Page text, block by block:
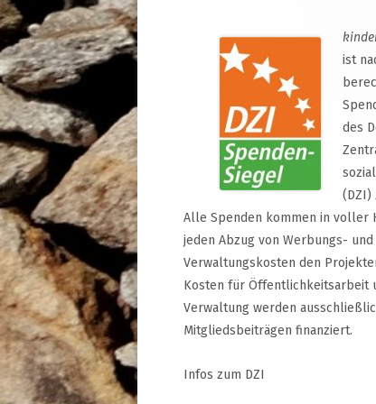
ist
des
(DZI)
Alle Spenden kommen in voller
jeden Abzug von Werbungs- und
Verwaltungskosten den
Kosten für Öffentlichkeitsarbeit
Verwaltung werden
Mitgliedsbeiträgen finanziert.
Infos zum DZI